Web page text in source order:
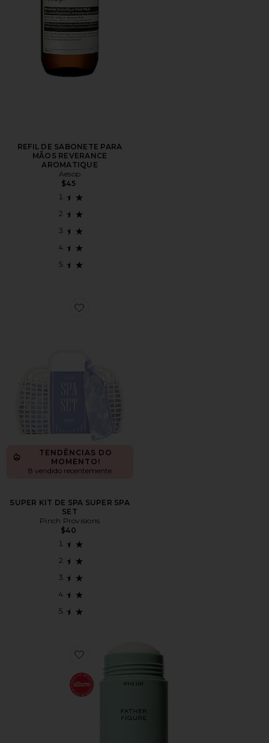
REFIL DE SABONETE PARA
MÃOS REVERANCE
AROMATIQUE
Aesop
$45
Favorite SUPER KIT DE SPA SUPER SPA SET
TENDÊNCIAS DO
MOMENTO!
8 vendido recentemente
SUPER KIT DE SPA SUPER SPA
SET
Pinch Provisions
$40
Favorite Father Figure Deodorant